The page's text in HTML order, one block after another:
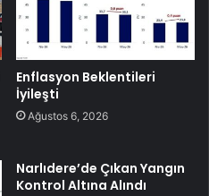
Enflasyon Beklentileri
İyileşti
Ağustos 6, 2026
Narlıdere’de Çıkan Yangın
Kontrol Altına Alındı